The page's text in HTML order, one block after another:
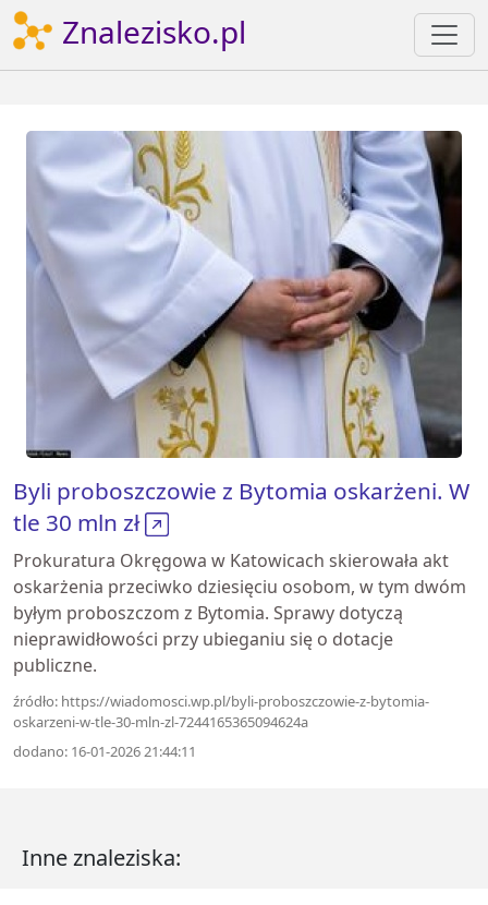
Znalezisko.pl
Byli proboszczowie z Bytomia oskarżeni. W
tle 30 mln zł
Prokuratura Okręgowa w Katowicach skierowała akt
oskarżenia przeciwko dziesięciu osobom, w tym dwóm
byłym proboszczom z Bytomia. Sprawy dotyczą
nieprawidłowości przy ubieganiu się o dotacje
publiczne.
źródło: https://wiadomosci.wp.pl/byli-proboszczowie-z-bytomia-
oskarzeni-w-tle-30-mln-zl-7244165365094624a
dodano: 16-01-2026 21:44:11
Inne znaleziska: